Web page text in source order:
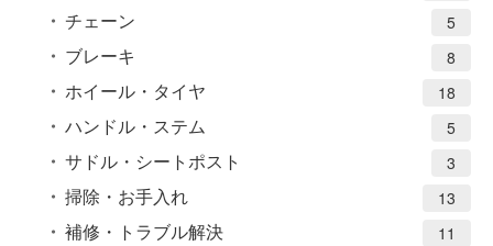
チェーン 5
ブレーキ 8
ホイール・タイヤ 18
ハンドル・ステム 5
サドル・シートポスト 3
掃除・お手入れ 13
補修・トラブル解決 11